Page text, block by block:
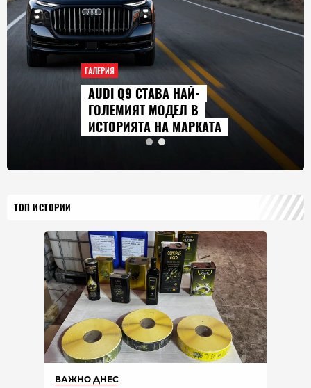
ГАЛЕРИЯ
AUDI Q9 СТАВА НАЙ-
ГОЛЕМИЯТ МОДЕЛ В
ИСТОРИЯТА НА МАРКАТА
ТОП ИСТОРИИ
ВАЖНО ДНЕС